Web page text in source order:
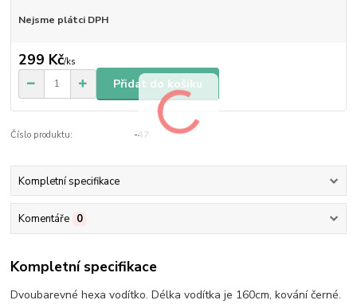
Nejsme plátci DPH
299 Kč/ks
Přidat do košíku
Číslo produktu: -47
Kompletní specifikace
Komentáře 0
Kompletní specifikace
Dvoubarevné hexa vodítko. Délka vodítka je 160cm, kování černé.